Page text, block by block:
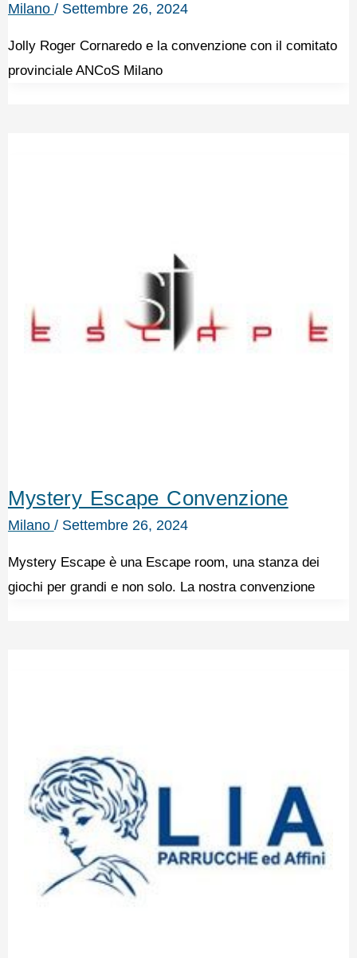
Milano / Settembre 26, 2024
Jolly Roger Cornaredo e la convenzione con il comitato
provinciale ANCoS Milano
Mystery Escape Convenzione
Milano / Settembre 26, 2024
Mystery Escape è una Escape room, una stanza dei
giochi per grandi e non solo. La nostra convenzione